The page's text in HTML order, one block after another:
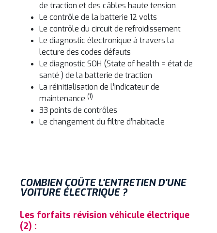
de traction et des câbles haute tension
Le contrôle de la batterie 12 volts
Le contrôle du circuit de refroidissement
Le diagnostic électronique à travers la
lecture des codes défauts
Le diagnostic SOH (State of health = état de
santé ) de la batterie de traction
La réinitialisation de l’indicateur de
maintenance (1)
33 points de contrôles
Le changement du filtre d’habitacle
COMBIEN COÛTE L'ENTRETIEN D'UNE
VOITURE ÉLECTRIQUE ?
Les forfaits révision véhicule électrique
(2) :